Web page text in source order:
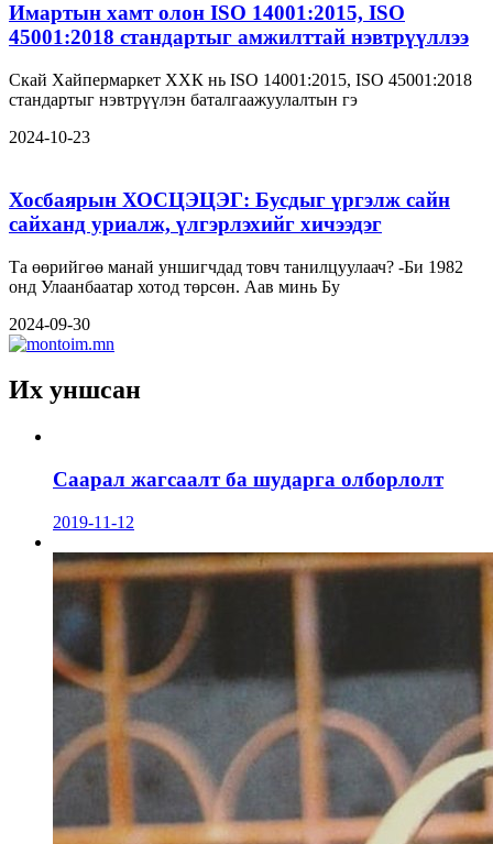
Имартын хамт олон ISO 14001:2015, ISO
45001:2018 стандартыг амжилттай нэвтрүүллээ
Скай Хайпермаркет ХХК нь ISO 14001:2015, ISO 45001:2018
стандартыг нэвтрүүлэн баталгаажуулалтын гэ
2024-10-23
Хосбаярын ХОСЦЭЦЭГ: Бусдыг үргэлж сайн
сайханд уриалж, үлгэрлэхийг хичээдэг
Та өөрийгөө манай уншигчдад товч танилцуулаач? -Би 1982
онд Улаанбаатар хотод төрсөн. Аав минь Бу
2024-09-30
Их уншсан
Саарал жагсаалт ба шударга олборлолт
2019-11-12